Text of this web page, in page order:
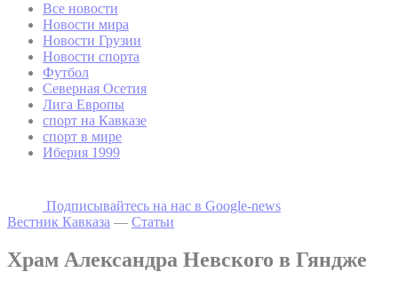
Все новости
Новости мира
Новости Грузии
Новости спорта
Футбол
Северная Осетия
Лига Европы
спорт на Кавказе
спорт в мире
Иберия 1999
Подписывайтесь на наc в Google-news
Вестник Кавказа — Статьи
Храм Александра Невского в Гяндже